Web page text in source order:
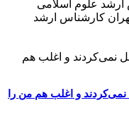
ارشد علوم اسلامی
کارشناس ارشد
نمی‌کردند و اغلب هم
و اغلب هم من را